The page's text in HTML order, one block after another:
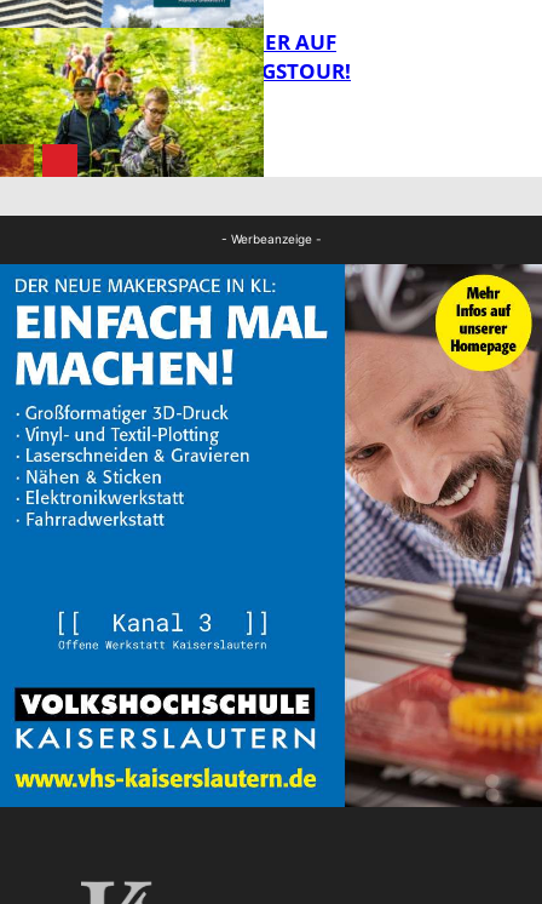
FB News
MIT DEM JÄGER AUF
ENTDECKUNGSTOUR!
- Werbeanzeige -